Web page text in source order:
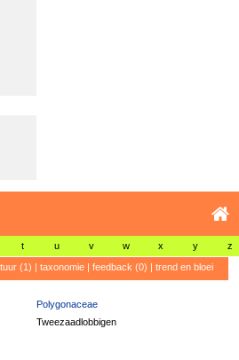
t u v w x y z
(1) | taxonomie| feedback (0) | trend en bloei
Polygonaceae
Tweezaadlobbigen